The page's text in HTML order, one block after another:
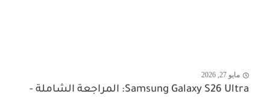
مايو 27, 2026
Samsung Galaxy S26 Ultra: المراجعة الشاملة -